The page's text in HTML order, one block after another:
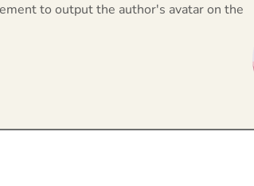
to output the author's avatar on the